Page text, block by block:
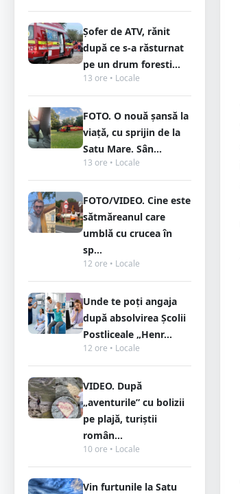
Șofer de ATV, rănit
după ce s-a răsturnat
pe un drum foresti...
13 ore • Locale
FOTO. O nouă șansă la
viață, cu sprijin de la
Satu Mare. Sân...
13 ore • Locale
FOTO/VIDEO. Cine este
sătmăreanul care
umblă cu crucea în
sp...
12 ore • Locale
Unde te poți angaja
după absolvirea Școlii
Postliceale „Henr...
12 ore • Locale
VIDEO. După
„aventurile” cu bolizii
pe plajă, turiștii
român...
10 ore • Locale
Vin furtunile la Satu